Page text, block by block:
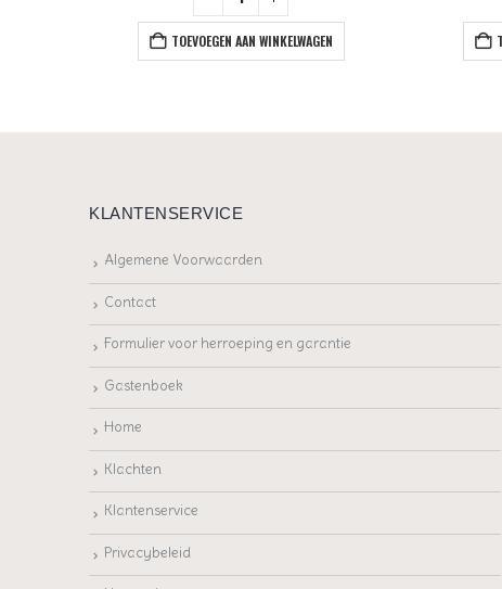
TOEVOEGEN AAN WINKELWAGEN
KLANTENSERVICE
Algemene Voorwaarden
Contact
Formulier voor herroeping en garantie
Gastenboek
Home
Klachten
Klantenservice
Privacybeleid